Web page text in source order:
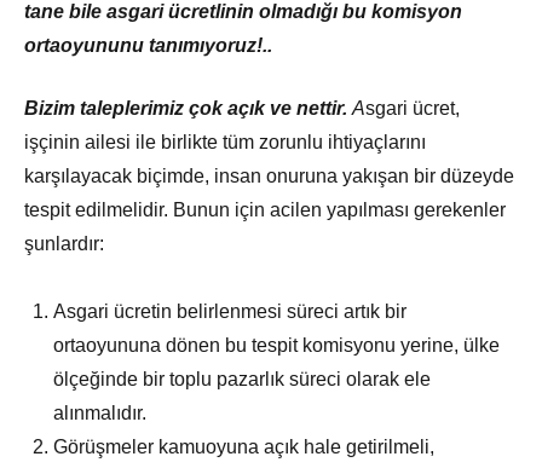
tane bile asgari ücretlinin olmadığı bu komisyon
ortaoyununu tanımıyoruz!..
Bizim taleplerimiz çok açık ve nettir. Asgari ücret,
işçinin ailesi ile birlikte tüm zorunlu ihtiyaçlarını
karşılayacak biçimde, insan onuruna yakışan bir düzeyde
tespit edilmelidir. Bunun için acilen yapılması gerekenler
şunlardır:
Asgari ücretin belirlenmesi süreci artık bir
ortaoyununa dönen bu tespit komisyonu yerine, ülke
ölçeğinde bir toplu pazarlık süreci olarak ele
alınmalıdır.
Görüşmeler kamuoyuna açık hale getirilmeli,